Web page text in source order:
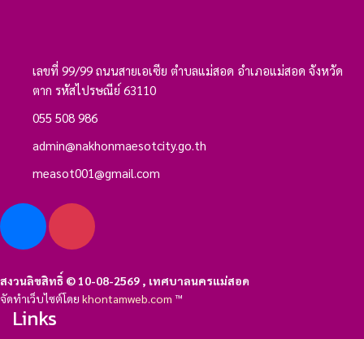
เลขที่ 99/99 ถนนสายเอเซีย ตำบลแม่สอด อำเภอแม่สอด จังหวัด
ตาก รหัสไปรษณีย์ 63110
055 508 986
admin@nakhonmaesotcity.go.th
measot001@gmail.com
สงวนลิขสิทธิ์ © 10-08-2569 , เทศบาลนครแม่สอด
จัดทำเว็บไซต์โดย khontamweb.com ™
Links